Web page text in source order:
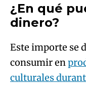
¿En qué
dinero?
Este importe se
consumir en
culturales